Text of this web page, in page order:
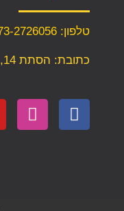
טלפון: 073-2726056
כתובת: הסתת 14, חולון